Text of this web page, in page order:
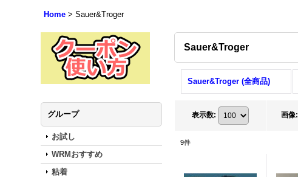
Home > Sauer&Troger
グループ
お試し
WRMおすすめ
粘着
Sauer&Troger
Sauer&Troger (全商品)
表示数: 画像:
9件